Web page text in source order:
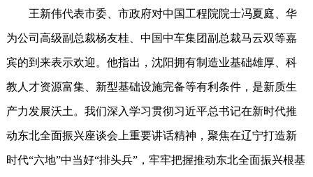
王新伟代表市委、市政府对中国工程院院士冯夏庭、华
为公司高级副总裁杨友桂、中国中车集团副总裁马云双等嘉
宾的到来表示欢迎。他指出，沈阳拥有制造业基础雄厚、科
教人才资源富集、新型基础设施完备等有利条件，是新质生
产力发展沃土。我们深入学习贯彻习近平总书记在新时代推
动东北全面振兴座谈会上重要讲话精神，聚焦在辽宁打造新
时代“六地”中当好“排头兵”，牢牢把握推动东北全面振兴根基